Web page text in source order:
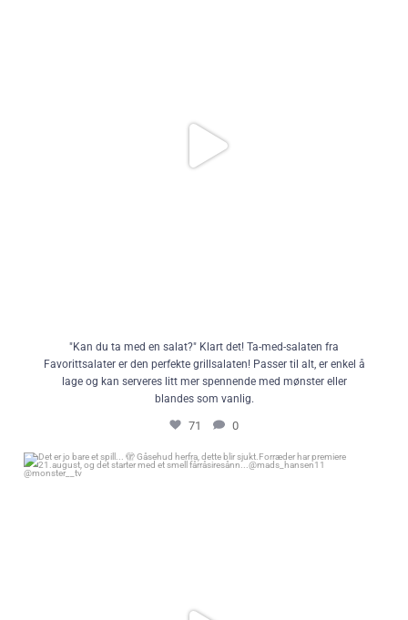
"Kan du ta med en salat?" Klart det! Ta-med-salaten fra
Favorittsalater er den perfekte grillsalaten! Passer til alt, er enkel å
lage og kan serveres litt mer spennende med mønster eller
blandes som vanlig.
71 0
Det er jo bare et spill... 🫣 Gåsehud herfra, dette blir sjukt.
Forræder har premiere 21.august, og det starter med et smell